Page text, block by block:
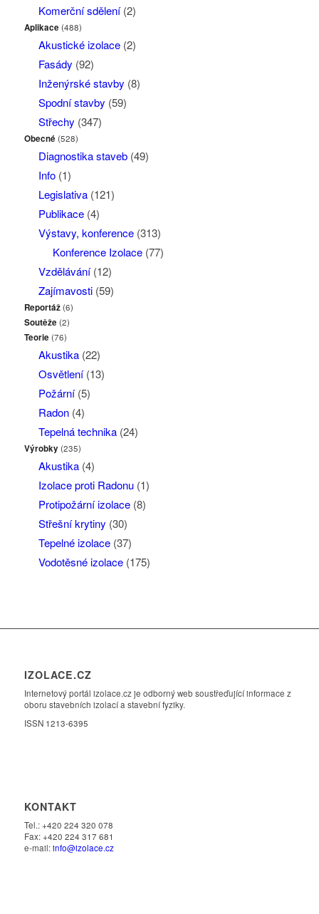
Komerční sdělení(2)
Aplikace (488)
Akustické izolace(2)
Fasády (92)
Inženýrské stavby (8)
Spodní stavby (59)
Střechy (347)
Obecné (528)
Diagnostika staveb(49)
Info(1)
Legislativa(121)
Publikace(4)
Výstavy, konference(313)
Konference Izolace(77)
Vzdělávání(12)
Zajímavosti(59)
Reportáž(6)
Soutěže (2)
Teorie (76)
Akustika(22)
Osvětlení(13)
Požární(5)
Radon(4)
Tepelná technika(24)
Výrobky(235)
Akustika(4)
Izolace proti Radonu(1)
Protipožární izolace(8)
Střešní krytiny (30)
Tepelné izolace(37)
Vodotěsné izolace(175)
IZOLACE.CZ
Internetový portál izolace.cz je odborný web soustřeďující informace z
oboru stavebních izolací a stavební fyziky.
ISSN 1213-6395
KONTAKT
Tel.: +420 224 320 078
Fax: +420 224 317 681
e-mail:info@izolace.cz